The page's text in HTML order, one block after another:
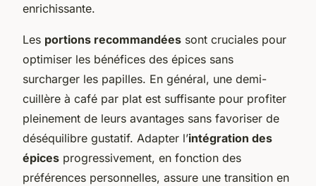
enrichissante.
Les portions recommandées sont cruciales pour
optimiser les bénéfices des épices sans
surcharger les papilles. En général, une demi-
cuillère à café par plat est suffisante pour profiter
pleinement de leurs avantages sans favoriser de
déséquilibre gustatif. Adapter l’intégration des
épices progressivement, en fonction des
préférences personnelles, assure une transition en